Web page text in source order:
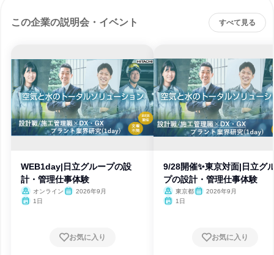
この企業の説明会・イベント すべて見る
WEB1day|日立グループの設
計・管理仕事体験
オンライン
2026年9月
1日
お気に入り
9/28開催✨東京対面|日立グ
プの設計・管理仕事体験
東京都
2026年9月
1日
お気に入り